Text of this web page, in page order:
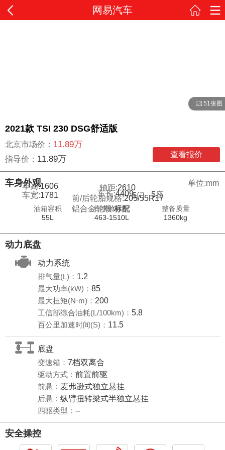
网易汽车
51张图
2021款 TSI 230 DSG舒适版
北京市场价： 11.89万
指导价： 11.89万 查看报价
车身外观
单位:mm
车长:4409
车宽:1781 5座
5门
车高:1606 轴距:2610
前/后轮胎规格:205/55R17
铝合金轮毂:标配
油箱容积
55L
行李舱容积
463-1510L
整备质量
1360kg
动力底盘
动力系统
排气量(L)： 1.2
最大功率(kW)： 85
最大扭矩(N·m)： 200
工信部综合油耗(L/100km)： 5.8
百公里加速时间(S)： 11.5
底盘
变速箱： 7档双离合
驱动方式： 前置前驱
前悬： 麦弗逊式独立悬挂
后悬： 纵臂扭转梁式半独立悬挂
四驱类型： --
安全操控